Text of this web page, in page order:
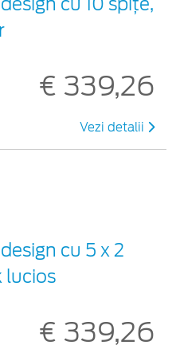
€ 339,26
Vezi detalii
cu 5 x 2
lucios
€ 339,26